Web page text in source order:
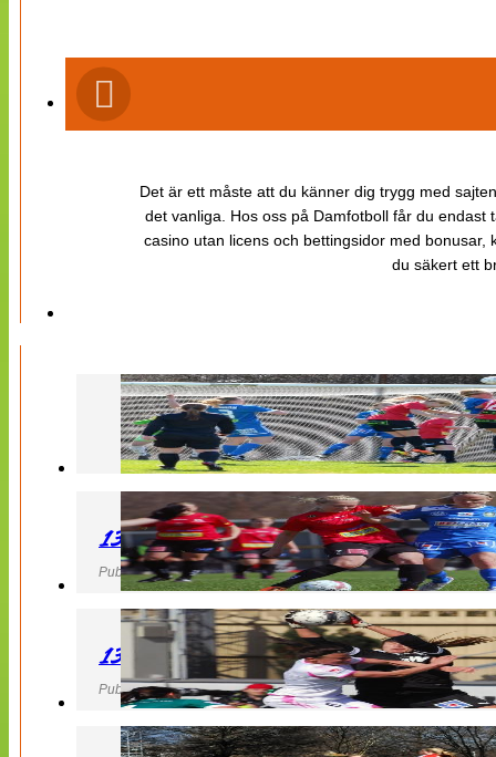
Det är ett måste att du känner dig trygg med
det vanliga. Hos oss på Damfotboll får du
casino utan licens och bettingsidor med
du säkert ett
130427 LB 07 – QBIK
Publicerad 27 April 2013, 22:40
130427 IF Limhamn Bunkeflo – QBIK
Publicerad 27 April 2013, 21:10